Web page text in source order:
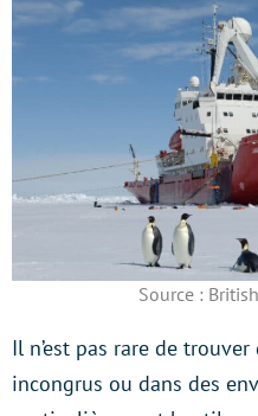
Source :
Il n’est pas rare de
incongrus ou dans des